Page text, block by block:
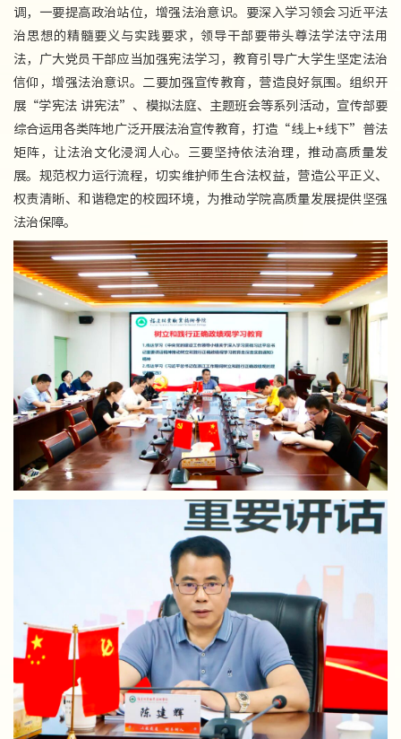
调，一要提高政治站位，增强法治意识。要深入学习领会习近平法
治思想的精髓要义与实践要求，领导干部要带头尊法学法守法用
法，广大党员干部应当加强宪法学习，教育引导广大学生坚定法治
信仰，增强法治意识。二要加强宣传教育，营造良好氛围。组织开
展“学宪法 讲宪法”、模拟法庭、主题班会等系列活动，宣传部要
综合运用各类阵地广泛开展法治宣传教育，打造“线上+线下”普法
矩阵，让法治文化浸润人心。三要坚持依法治理，推动高质量发
展。规范权力运行流程，切实维护师生合法权益，营造公平正义、
权责清晰、和谐稳定的校园环境，为推动学院高质量发展提供坚强
法治保障。